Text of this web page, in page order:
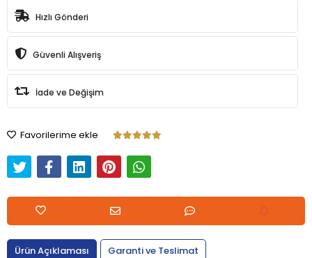
Hızlı Gönderi
Güvenli Alışveriş
İade ve Değişim
Favorilerime ekle
Ürün Açıklaması
Garanti ve Teslimat